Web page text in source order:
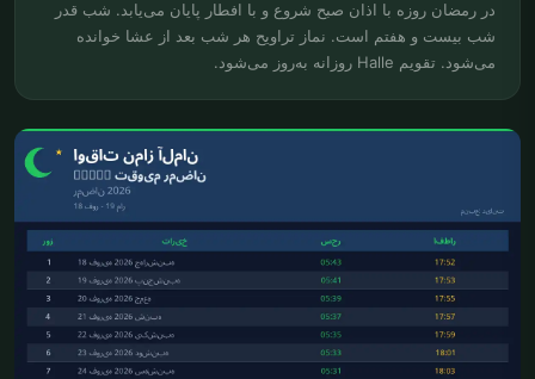
در رمضان روزه با اذان صبح شروع و با افطار پایان می‌یابد. شب قدر
شب بیست و هفتم است. نماز تراویح هر شب بعد از عشا خوانده
می‌شود. تقویم Halle روزانه به‌روز می‌شود.